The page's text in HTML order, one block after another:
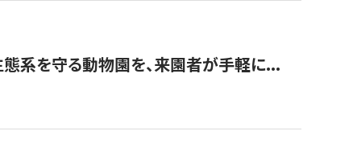
系を守る動物園を、来園者が手軽に...